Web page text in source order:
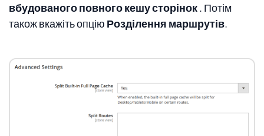
вбудованого повного кешу сторінок. Потім
також вкажіть опцію Розділення маршрутів.